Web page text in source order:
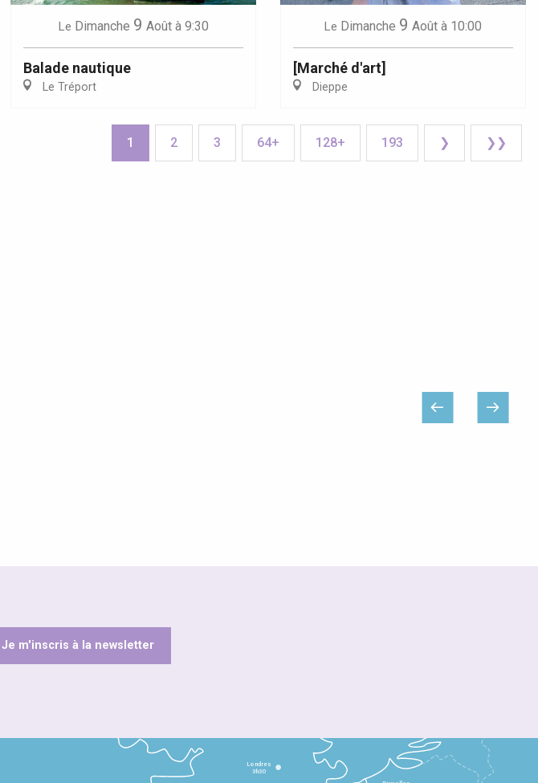
Le Dimanche 9 Août à 9:30
Balade nautique
Le Tréport
Le Dimanche 9 Août à 10:00
[Marché d'art]
Dieppe
1 2 3 64+ 128+ 193 ❯ ❯❯
Je m'inscris à la newsletter
Londres
3h30